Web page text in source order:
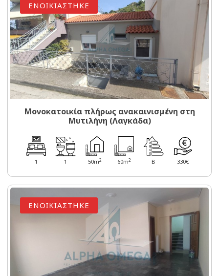
ΕΝΟΙΚΙΑΣΤΗΚΕ
Μονοκατοικία πλήρως ανακαινισμένη στη
Μυτιλήνη (Λαγκάδα)
1 1 50m2 60m2 B 330€
ΕΝΟΙΚΙΑΣΤΗΚΕ